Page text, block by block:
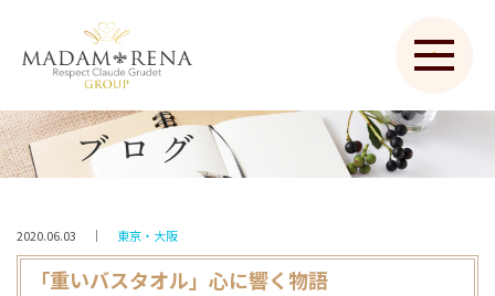
ブログ
2020.06.03 ｜ 東京・大阪
「重いバスタオル」心に響く物語